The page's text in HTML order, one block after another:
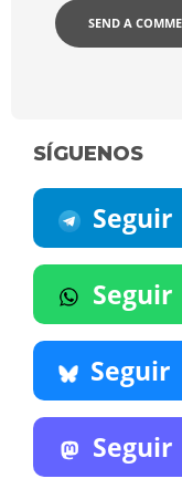
SÍGUENOS
Seguir
Seguir
Seguir
Seguir